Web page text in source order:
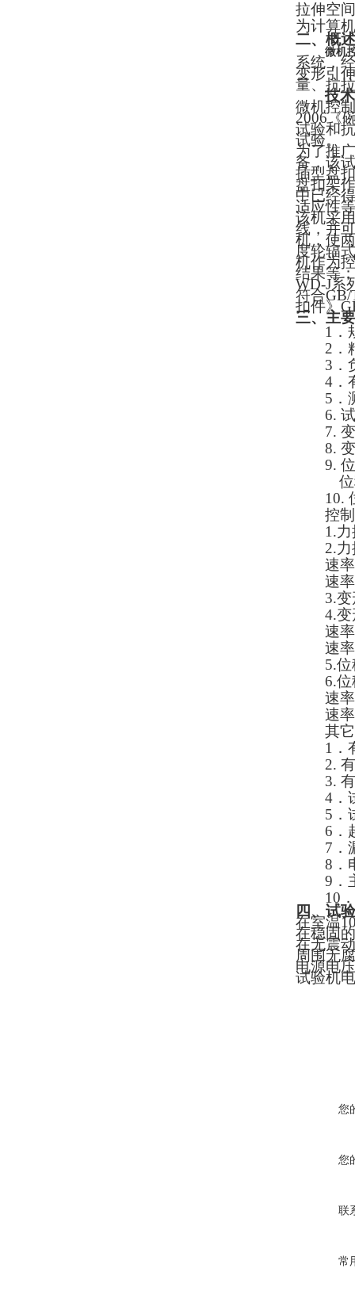
拉伸空
为计算
二、概述
微机
系统，
变形引
量、抗
技
微机控
2006《
试验和
试验。
为了推
备，该
插型盘
盘扣架
中已经
适应性
该机采
线，并
机，使
度轮辐
机作为
结果等
WD-J系
符合GB/
扣件》
三、主
1
2
3
4．
5
6.
7.
8.
9.
10.
控
1.
2.
速
速
3.变
4.变
速
速
5.位
6.位
速
速
其
1
2.
3.
4．
5
6
7
8
9
10
四、试
在室温
在稳固
在无震
周围无
电源电
试验机
您
您
联
常